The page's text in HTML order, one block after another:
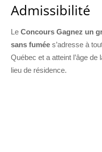
Admissibilité
LeConcours Gagnez un
sans fumée s’adresse à
Québec et a atteint l’âge
lieu de résidence.